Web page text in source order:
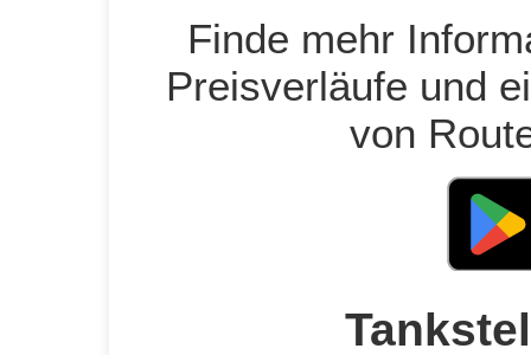
Finde mehr
Preisverläufe und
von